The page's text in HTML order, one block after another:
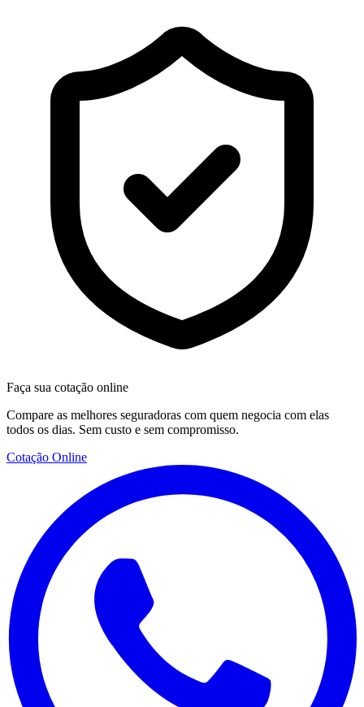
Faça sua cotação online
Compare as melhores seguradoras com quem negocia com elas
todos os dias. Sem custo e sem compromisso.
Cotação Online